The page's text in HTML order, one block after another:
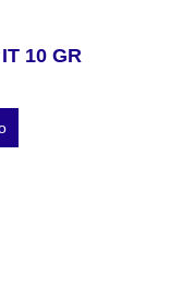
10 GR